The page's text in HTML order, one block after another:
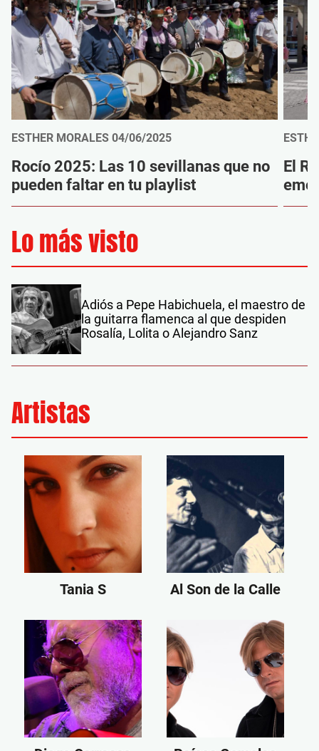
ESTHER MORALES 04/06/2025
Rocío 2025: Las 10 sevillanas que no
pueden faltar en tu playlist
El
Lo más visto
Adiós a Pepe Habichuela, el maestro de
la guitarra flamenca al que despiden
Rosalía, Lolita o Alejandro Sanz
Artistas
Tania S Al Son de la Calle